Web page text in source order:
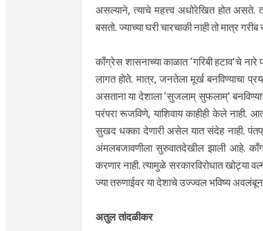
असल्याने, त्याचे महत्त्व अधोरेखित होत असते.
बसतो. ज्याच्या घरी चारचाकी नाही तो मात्र
काँग्रेस शासनाच्या काळात ‘गरिबी हटाव’चे
लागत होते. मात्र, जनतेला मूर्ख बनविण्याचा
असताना या देशाला ‘सुजलाम् सुफलाम्’
परंपरा रूजविणे, याशिवाय काहीही केले नाही.
सुखद धक्का देणारी असेल यात संदेह नाही.
अंमलबजावणीला सुरुवातदेखील झाली आहे.
करणार नाही. त्यामुळे सरकारविरोधात खोट्या
ज्या तरुणाईवर या देशाचे उज्ज्वल भविष्य
अतुल तांदळीकर